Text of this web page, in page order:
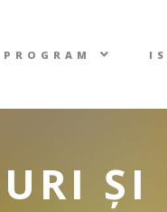
PROGRAM
ȘI